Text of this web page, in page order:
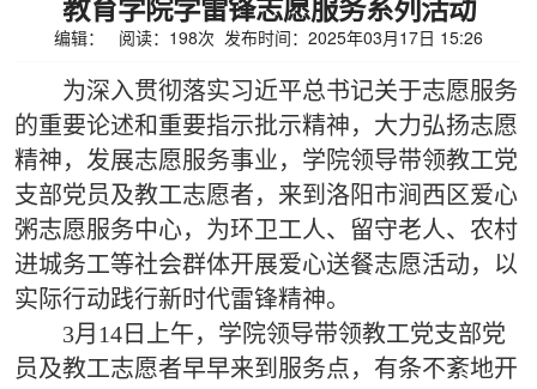
编辑： 阅读： 198次 发布时间：2025年03月17日 15:26
为深入贯彻落实习近平总书记关于志愿服务
的重要论述和重要指示批示精神，大力弘扬志愿
精神，发展志愿服务事业，学院领导带领教工党
支部党员及教工志愿者，来到洛阳市涧西区爱心
粥志愿服务中心，为环卫工人、留守老人、农村
进城务工等社会群体开展爱心送餐志愿活动，以
实际行动践行新时代雷锋精神。
3月14日上午，学院领导带领教工党支部党
员及教工志愿者早早来到服务点，有条不紊地开